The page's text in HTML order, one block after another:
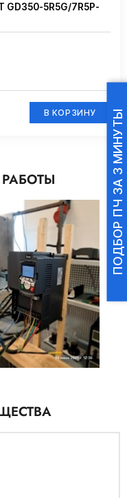
GD350-5R5G/7R5P-
В КОРЗИНУ ПОДБОР ПЧ ЗА 3 МИНУТЫ